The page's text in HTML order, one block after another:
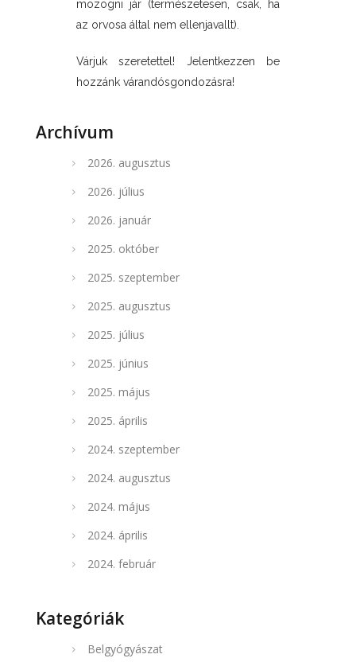
mozogni jár (természetesen, csak, ha
az orvosa által nem ellenjavallt).
Várjuk szeretettel! Jelentkezzen be
hozzánk várandósgondozásra!
Archívum
2026. augusztus
2026. július
2026. január
2025. október
2025. szeptember
2025. augusztus
2025. július
2025. június
2025. május
2025. április
2024. szeptember
2024. augusztus
2024. május
2024. április
2024. február
Kategóriák
Belgyógyászat